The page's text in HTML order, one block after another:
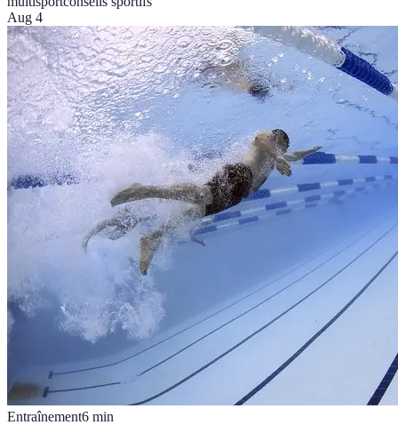
Aug 4
Entraînement6 min